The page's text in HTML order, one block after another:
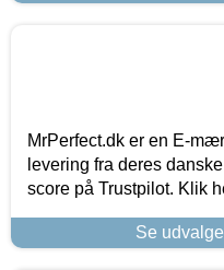
MrPerfect.dk er en E-
levering fra deres
score på Trustpilot. Klik
Se